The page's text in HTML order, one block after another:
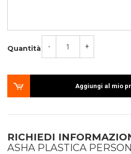
Quantità - +
Aggiungi al mio
RICHIEDI
ASHA PLASTICA